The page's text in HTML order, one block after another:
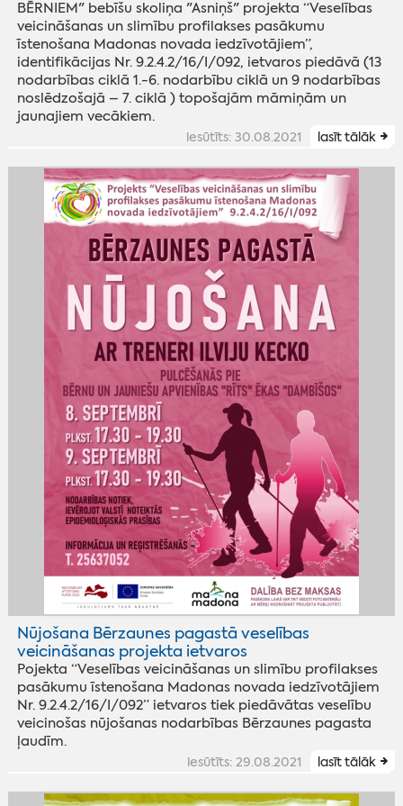
BĒRNIEM" bebīšu skoliņa "Asniņš" projekta “Veselības
veicināšanas un slimību profilakses pasākumu
īstenošana Madonas novada iedzīvotājiem”,
identifikācijas Nr. 9.2.4.2/16/I/092, ietvaros piedāvā (13
nodarbības ciklā 1.-6. nodarbību ciklā un 9 nodarbības
noslēdzošajā – 7. ciklā ) topošajām māmiņām un
jaunajiem vecākiem.
iesūtīts: 30.08.2021 lasīt tālāk
Nūjošana Bērzaunes pagastā veselības
veicināšanas projekta ietvaros
Pojekta “Veselības veicināšanas un slimību profilakses
pasākumu īstenošana Madonas novada iedzīvotājiem
Nr. 9.2.4.2/16/I/092” ietvaros tiek piedāvātas veselību
veicinošas nūjošanas nodarbības Bērzaunes pagasta
ļaudīm.
iesūtīts: 29.08.2021 lasīt tālāk